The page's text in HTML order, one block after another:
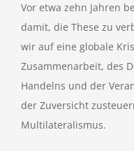
Vor etwa zehn Jahren
damit, die These zu
wir auf eine globale
Zusammenarbeit, des
Handelns und der
der Zuversicht
Multilateralismus.